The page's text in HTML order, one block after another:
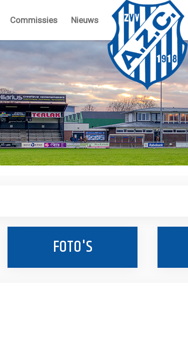
Commissies Nieuws
FOTO'S